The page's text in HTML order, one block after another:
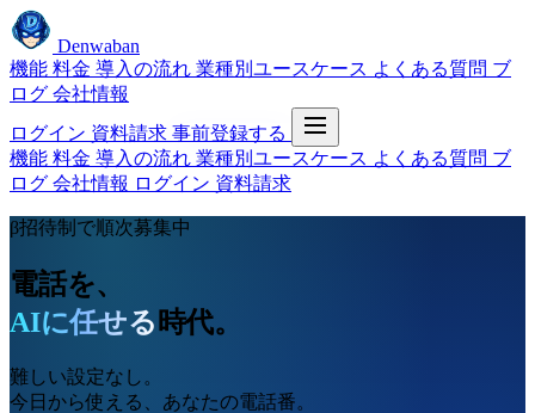
Denwaban
機能 料金 導入の流れ 業種別ユースケース よくある質問 ブ
ログ 会社情報
ログイン 資料請求 事前登録する
機能 料金 導入の流れ 業種別ユースケース よくある質問 ブ
ログ 会社情報 ログイン 資料請求
β招待制で順次募集中
電話を、
AIに任せる 時代。
難しい設定なし。
今日から使える、あなたの電話番。